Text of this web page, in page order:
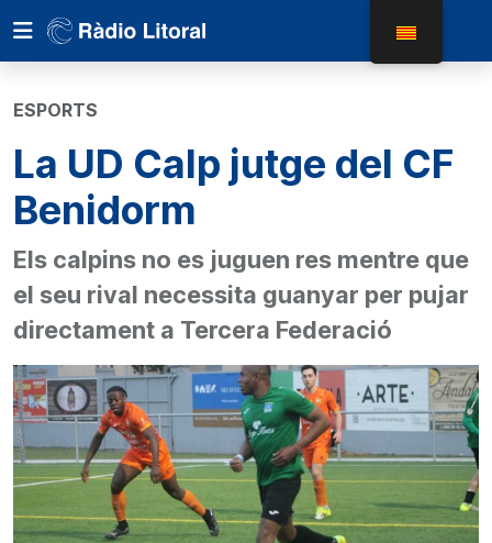
ESPORTS
La UD Calp jutge del CF
Benidorm
Els calpins no es juguen res mentre que
el seu rival necessita guanyar per pujar
directament a Tercera Federació